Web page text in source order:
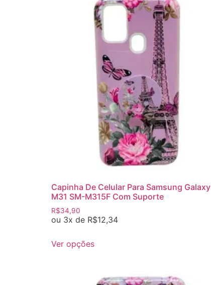
Capinha De Celular Para Samsung Galaxy
M31 SM-M315F Com Suporte
R$34,90
ou 3x de R$12,34
Ver opções